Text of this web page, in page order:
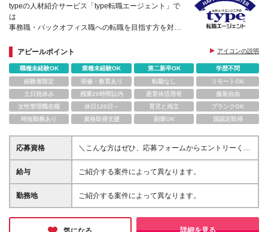
typeの人材紹介サービス「type転職エージェント」で
は
事務職・バックオフィス職への転職を目指す方を対象
転職支援と「オンラインの面接対策セミナー」を実施
しています！
アピールポイント アイコンの説明
職種未経験OK 業種未経験OK 第二新卒OK
学歴不問
経験者限定
研修・教育あり 転勤なし
リモートOK
土日祝休み
残業20時間以内 産育休活用有
服装自由
女性管理職在籍
休日120日～ 育児と両立
ブランクOK
時短勤務あり
資格取得支援 副業OK 国認定取得
応募資格
＼こんな方はぜひ、応募フォームからエントリーくだ
さい／ ・面接対策セミナー、type転職エージェントサ
ービスに ご興味をお持ちいただける方 ・転職活動
持ちの方 ・事務職・バックオフィス職への転職をご
検討されている方
給与 ご紹介する案件によって異なります。
勤務地 ご紹介する案件によって異なります。